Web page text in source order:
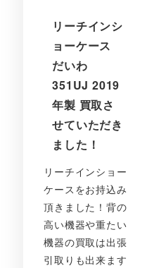
リーチインシ
ョーケース
だいわ
351UJ 2019
年製 買取さ
せていただき
ました！
リーチインショー
ケースをお持込み
頂きました！背の
高い機器や重たい
機器の買取は出張
引取りも出来ます